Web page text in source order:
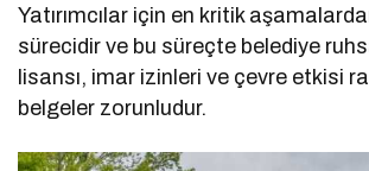
Yatırımcılar için en kritik
sürecidir ve bu süreçte belediye
lisansı, imar izinleri ve çevre etkisi
belgeler zorunludur.